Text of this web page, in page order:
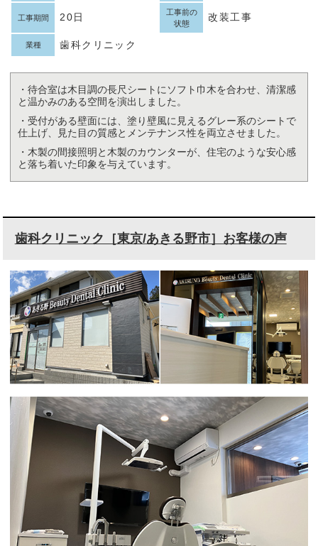
工事期間 20日
工事前の
状態
改装工事
業種 歯科クリニック
・待合室は木目調の長尺シートにソフト巾木を合わせ、清潔感
と温かみのある空間を演出しました。
・受付がある壁面には、塗り壁風に見えるグレー系のシートで
仕上げ、見た目の質感とメンテナンス性を両立させました。
・木製の間接照明と木製のカウンターが、住宅のような安心感
と落ち着いた印象を与えています。
歯科クリニック［東京/あきる野市］お客様の声